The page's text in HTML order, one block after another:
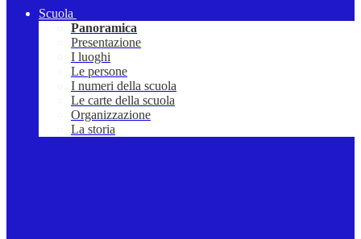
Scuola
Panoramica
Presentazione
I luoghi
Le persone
I numeri della scuola
Le carte della scuola
Organizzazione
La storia